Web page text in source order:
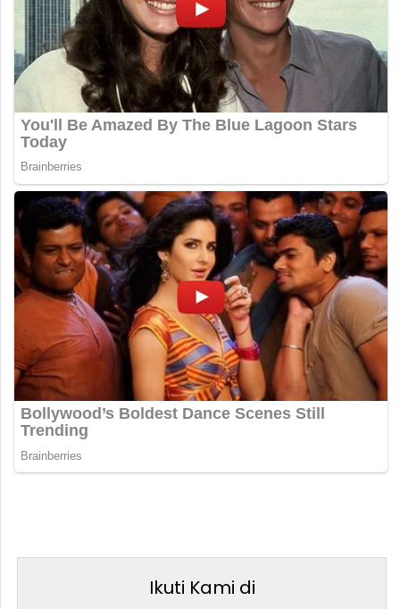
Ikuti Kami di